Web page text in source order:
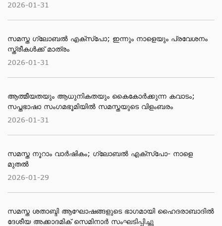
2026-01-31
സമസ്ത ഗ്ലോബൽ എക്സ്പോ; ഇന്നും നാളെയും പ്രവേശനം
സ്ത്രീകൾക്ക് മാത്രം
2026-01-31
ആത്മീയതയും ആധുനികതയും കൈകോർക്കുന്ന കവാടം;
സപ്തഭാഷാ സംഗമഭൂമിയിൽ സമസ്തയുടെ വിളംബരം
2026-01-31
സമസ്ത നൂറാം വാർഷികം; ഗ്ലോബല്‍ എക്‌സ്‌പോ- നാളെ
മുതൽ
2026-01-29
സമസ്ത ശതാബ്ദി ആഘോഷങ്ങളുടെ ഭാഗമായി ഹൈദരാബാദില്‍
ദേശീയ അക്കാദമിക് സെമിനാര്‍ സംഘടിപ്പിച്ചു